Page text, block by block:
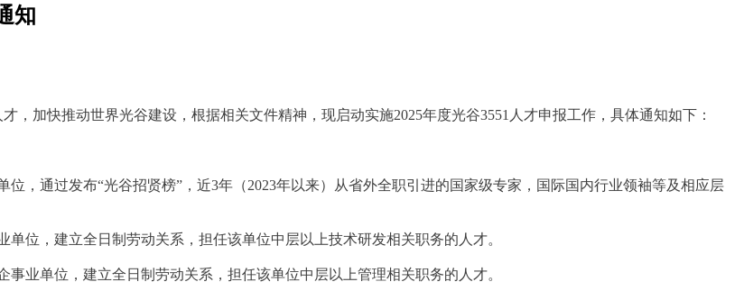
知
加快推动世界光谷建设，根据相关文件精神，现启动实施2025年度光谷3551人才申报工作，具体通知如下：
，通过发布“光谷招贤榜”，近3年（2023年以来）从省外全职引进的国家级专家，国际国内行业领袖等及相应层
位，建立全日制劳动关系，担任该单位中层以上技术研发相关职务的人才。
业单位，建立全日制劳动关系，担任该单位中层以上管理相关职务的人才。